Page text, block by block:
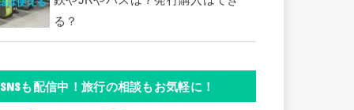
る？
SNSも配信中！旅行の相談もお気軽に！